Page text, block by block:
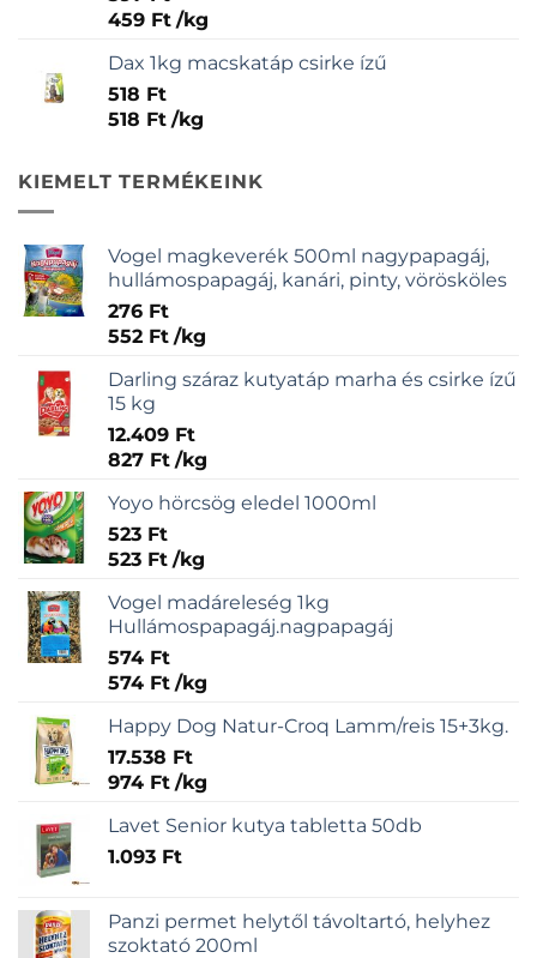
5.00/ 5
459 Ft /kg
Dax 1kg macskatáp csirke ízű
518 Ft
518 Ft /kg
KIEMELT TERMÉKEINK
Vogel magkeverék 500ml nagypapagáj,
hullámospapagáj, kanári, pinty, vörösköles
276 Ft
552 Ft /kg
Darling száraz kutyatáp marha és csirke ízű
15 kg
12.409 Ft
827 Ft /kg
Yoyo hörcsög eledel 1000ml
523 Ft
523 Ft /kg
Vogel madáreleség 1kg
Hullámospapagáj.nagpapagáj
574 Ft
574 Ft /kg
Happy Dog Natur-Croq Lamm/reis 15+3kg.
17.538 Ft
974 Ft /kg
Lavet Senior kutya tabletta 50db
1.093 Ft
Panzi permet helytől távoltartó, helyhez
szoktató 200ml